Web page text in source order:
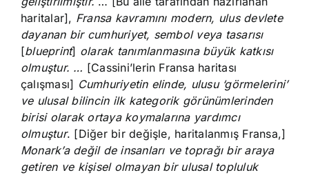
haritalar], Fransa kavramını modern, ulus devlete
dayanan bir cumhuriyet, sembol veya tasarısı
[blueprint] olarak tanımlanmasına büyük katkısı
olmuştur. … [Cassini’lerin Fransa haritası
çalışması] Cumhuriyetin elinde, ulusu ‘görmelerini’
ve ulusal bilincin ilk kategorik görünümlerinden
birisi olarak ortaya koymalarına yardımcı
olmuştur. [Diğer bir değişle, haritalanmış Fransa,]
Monark’a değil de insanları ve toprağı bir araya
getiren ve kişisel olmayan bir ulusal topluluk